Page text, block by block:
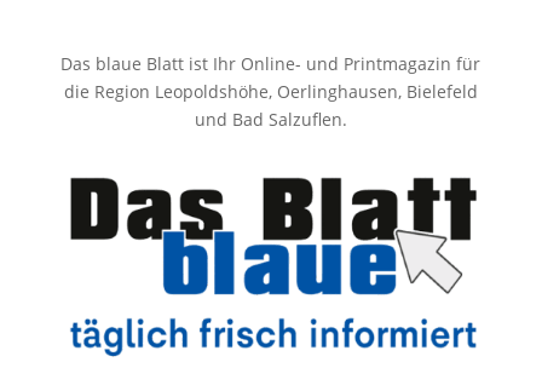
Das blaue Blatt ist Ihr Online- und Printmagazin für
die Region Leopoldshöhe, Oerlinghausen, Bielefeld
und Bad Salzuflen.